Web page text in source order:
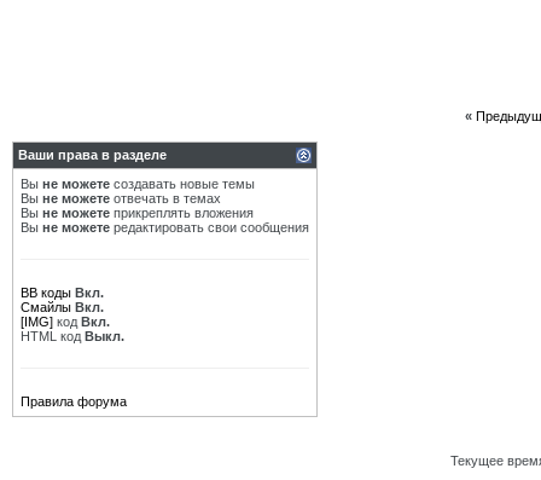
«
Ваши права в разделе
Вы не можете создавать новые темы
Вы не можете отвечать в темах
Вы не можете прикреплять вложения
Вы не можете редактировать свои сообщения
BB коды Вкл.
Смайлы Вкл.
[IMG] код Вкл.
HTML код Выкл.
Правила форума
Текущее